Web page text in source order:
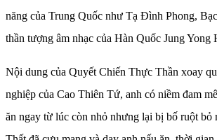
năng của Trung Quốc như Tạ Đình Phong,
thần tượng âm nhạc của Hàn Quốc Jung Yong
Nội dung của Quyết Chiến Thực Thần xoay
nghiệp của Cao Thiên Tứ, anh có niềm đam
ăn ngay từ lúc còn nhỏ nhưng lại bị bố ruột bỏ